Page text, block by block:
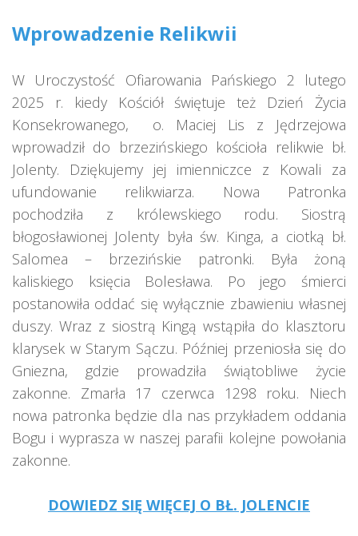
Wprowadzenie Relikwii
W Uroczystość Ofiarowania Pańskiego 2 lutego
2025 r. kiedy Kościół świętuje też Dzień Życia
Konsekrowanego, o. Maciej Lis z Jędrzejowa
wprowadził do brzezińskiego kościoła relikwie bł.
Jolenty. Dziękujemy jej imienniczce z Kowali za
ufundowanie relikwiarza. Nowa Patronka
pochodziła z królewskiego rodu. Siostrą
błogosławionej Jolenty była św. Kinga, a ciotką bł.
Salomea – brzezińskie patronki. Była żoną
kaliskiego księcia Bolesława. Po jego śmierci
postanowiła oddać się wyłącznie zbawieniu własnej
duszy. Wraz z siostrą Kingą wstąpiła do klasztoru
klarysek w Starym Sączu. Później przeniosła się do
Gniezna, gdzie prowadziła świątobliwe życie
zakonne. Zmarła 17 czerwca 1298 roku. Niech
nowa patronka będzie dla nas przykładem oddania
Bogu i wyprasza w naszej parafii kolejne powołania
zakonne.
DOWIEDZ SIĘ WIĘCEJ O BŁ. JOLENCIE